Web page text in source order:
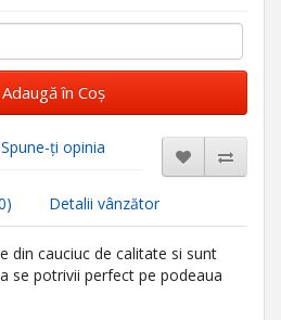
Adaugă în Coş
Spune-ţi opinia
Detalii vânzător
din cauciuc de calitate si sunt
se potrivii perfect pe podeaua